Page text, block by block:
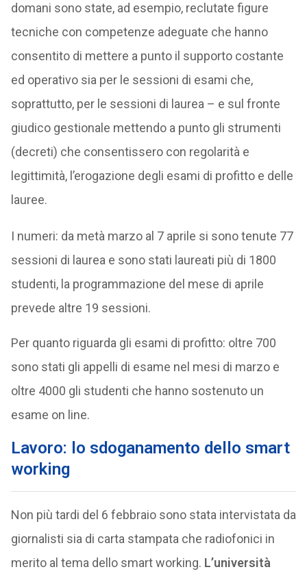
domani sono state, ad esempio, reclutate figure
tecniche con competenze adeguate che hanno
consentito di mettere a punto il supporto costante
ed operativo sia per le sessioni di esami che,
soprattutto, per le sessioni di laurea – e sul fronte
giudico gestionale mettendo a punto gli strumenti
(decreti) che consentissero con regolarità e
legittimità, l’erogazione degli esami di profitto e delle
lauree.
I numeri: da metà marzo al 7 aprile si sono tenute 77
sessioni di laurea e sono stati laureati più di 1800
studenti, la programmazione del mese di aprile
prevede altre 19 sessioni.
Per quanto riguarda gli esami di profitto: oltre 700
sono stati gli appelli di esame nel mesi di marzo e
oltre 4000 gli studenti che hanno sostenuto un
esame on line.
Lavoro: lo sdoganamento dello smart
working
Non più tardi del 6 febbraio sono stata intervistata da
giornalisti sia di carta stampata che radiofonici in
merito al tema dello smart working. L’università